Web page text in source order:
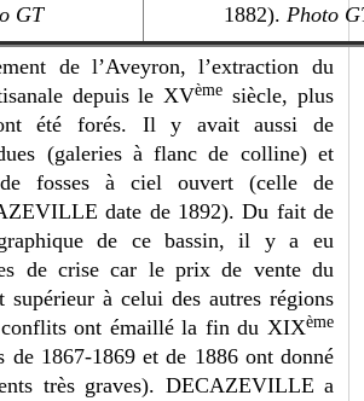
GT
1882). Photo
de l’Aveyron, l’extraction du
depuis le XVème siècle, plus
été forés. Il y avait aussi de
(galeries à flanc de colline) et
fosses à ciel ouvert (celle de
date de 1892). Du fait de
de ce bassin, il y a eu
de crise car le prix de vente du
supérieur à celui des autres régions
conflits ont émaillé la fin du XIXème
de 1867-1869 et de 1886 ont donné
très graves). DECAZEVILLE a